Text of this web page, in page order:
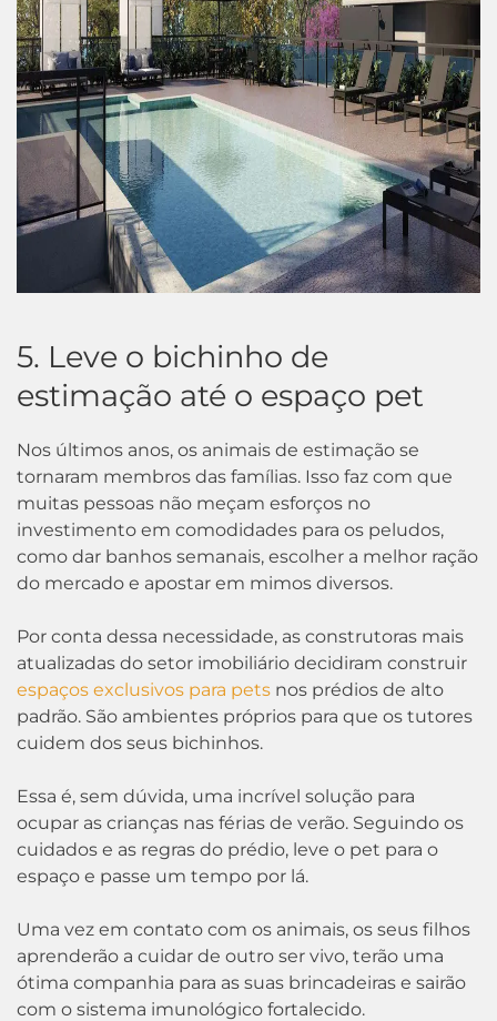
5. Leve o bichinho de
estimação até o espaço pet
Nos últimos anos, os animais de estimação se
tornaram membros das famílias. Isso faz com que
muitas pessoas não meçam esforços no
investimento em comodidades para os peludos,
como dar banhos semanais, escolher a melhor ração
do mercado e apostar em mimos diversos.
Por conta dessa necessidade, as construtoras mais
atualizadas do setor imobiliário decidiram construir
espaços exclusivos para pets nos prédios de alto
padrão. São ambientes próprios para que os tutores
cuidem dos seus bichinhos.
Essa é, sem dúvida, uma incrível solução para
ocupar as crianças nas férias de verão. Seguindo os
cuidados e as regras do prédio, leve o pet para o
espaço e passe um tempo por lá.
Uma vez em contato com os animais, os seus filhos
aprenderão a cuidar de outro ser vivo, terão uma
ótima companhia para as suas brincadeiras e sairão
com o sistema imunológico fortalecido.